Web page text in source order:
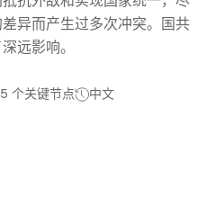
异而产生过多次冲突。国共
远影响。
个关键节点 中文